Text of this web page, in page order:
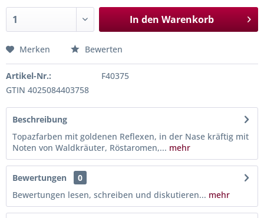
In den Warenkorb
Merken Bewerten
Artikel-Nr.:
F40375
GTIN 4025084403758
Beschreibung
Topazfarben mit goldenen Reflexen, in der Nase kräftig mit
Noten von Waldkräuter, Röstaromen,... mehr
Bewertungen
0
Bewertungen lesen, schreiben und diskutieren... mehr